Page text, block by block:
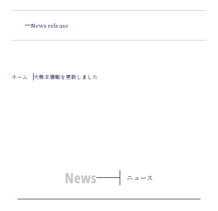
News release
ホーム 大株主情報を更新しました
News ニュース